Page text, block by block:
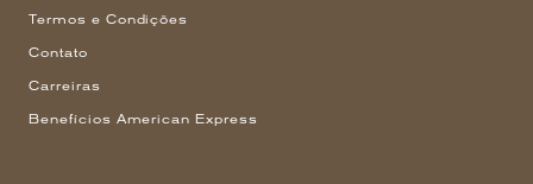
Termos e Condições
Contato
Carreiras
Benefícios American Express